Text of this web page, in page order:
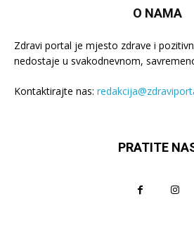
O NAMA
Zdravi portal je mjesto zdrave i
nedostaje u svakodnevnom,
Kontaktirajte nas:
PRATITE